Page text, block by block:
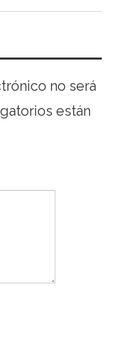
no será
están